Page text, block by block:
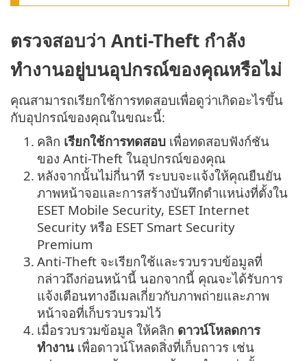
ตรวจสอบว่า Anti-Theft กำลัง
ทำงานอยู่บนอุปกรณ์ของคุณหรือไม่
คุณสามารถเรียกใช้การทดสอบเพื่อดูว่าเกิดอะไรขึ้น
กับอุปกรณ์ของคุณในขณะนี้:
1. คลิก เรียกใช้การทดสอบ เพื่อทดสอบฟังก์ชัน
ของ Anti-Theft ในอุปกรณ์ของคุณ
2. หลังจากนั้นไม่กี่นาที ระบบจะแจ้งให้คุณยืนยัน
ภาพหน้าจอและการสร้างบันทึกตำแหน่งที่ตั้งใน
ESET Mobile Security, ESET Internet
Security หรือ ESET Smart Security
Premium
3. Anti-Theft จะเรียกใช้และรวบรวบข้อมูลที่
กล่าวถึงก่อนหน้านี้ นอกจากนี้ คุณจะได้รับการ
แจ้งเตือนทางอีเมลเกี่ยวกับภาพถ่ายและภาพ
หน้าจอที่เก็บรวบรวมไว้
4. เมื่อรวบรวมข้อมูล ให้คลิก ดาวน์โหลดการ
ทำงาน เพื่อดาวน์โหลดสิ่งที่เก็บถาวร เช่น